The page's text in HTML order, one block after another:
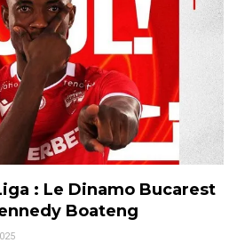
: Le Dinamo Bucarest
Boateng